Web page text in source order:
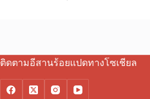
ติดตามอีสานร้อยแปดทางโซเชียล